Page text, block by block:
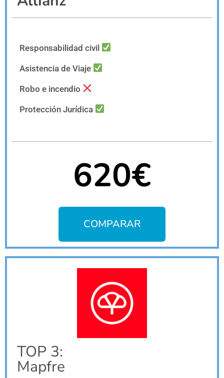
Responsabilidad civil
Asistencia de Viaje
Robo e incendio
Protección Jurídica
620€
COMPARAR
TOP 3:
Mapfre